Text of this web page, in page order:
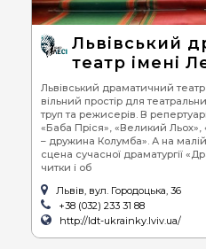
Львівський
театр імені
Львівський драматичний театр
вільний простір для
труп та режисерів. В
«Баба Пріся», «Великий
– дружина Колумба». А на
сцена сучасної драматургії
читки і об
Львів, вул. Городоцька, 36
+38 (032) 233 31 88
http://ldt-ukrainky.lviv.ua/